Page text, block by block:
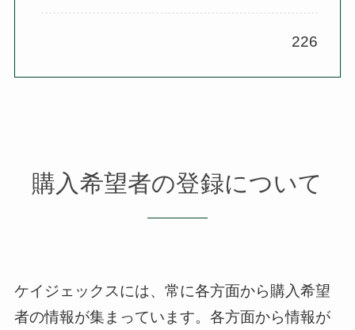
226
購入希望者の登録について
ケイジェックスには、常に各方面から購入希望
者の情報が集まっています。 各方面から情報が